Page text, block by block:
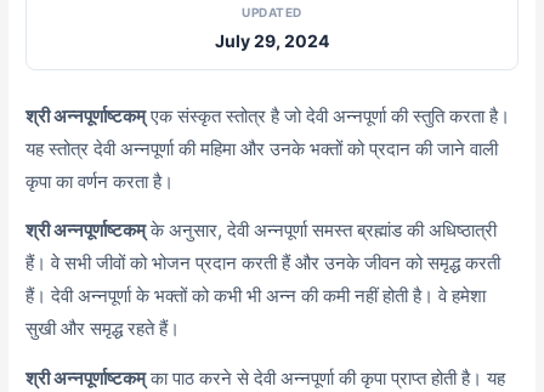
UPDATED
July 29, 2024
श्री अन्नपूर्णाष्टकम्एक संस्कृत स्तोत्र है जो देवी अन्नपूर्णा की स्तुति करता है।
यह स्तोत्र देवी अन्नपूर्णा की महिमा और उनके भक्तों को प्रदान की जाने वाली
कृपा का वर्णन करता है।
श्री अन्नपूर्णाष्टकम्के अनुसार, देवी अन्नपूर्णा समस्त ब्रह्मांड की अधिष्ठात्री
हैं। वे सभी जीवों को भोजन प्रदान करती हैं और उनके जीवन को समृद्ध करती
हैं। देवी अन्नपूर्णा के भक्तों को कभी भी अन्न की कमी नहीं होती है। वे हमेशा
सुखी और समृद्ध रहते हैं।
श्री अन्नपूर्णाष्टकम्का पाठ करने से देवी अन्नपूर्णा की कृपा प्राप्त होती है। यह